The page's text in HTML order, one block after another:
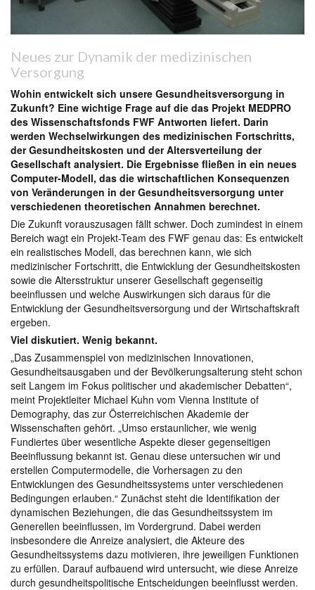
Neues zur Dynamik der medizinischen
Versorgung
Wohin entwickelt sich unsere Gesundheitsversorgung in
Zukunft? Eine wichtige Frage auf die das Projekt MEDPRO
des Wissenschaftsfonds FWF Antworten liefert. Darin
werden Wechselwirkungen des medizinischen Fortschritts,
der Gesundheitskosten und der Altersverteilung der
Gesellschaft analysiert. Die Ergebnisse fließen in ein neues
Computer-Modell, das die wirtschaftlichen Konsequenzen
von Veränderungen in der Gesundheitsversorgung unter
verschiedenen theoretischen Annahmen berechnet.
Die Zukunft vorauszusagen fällt schwer. Doch zumindest in einem
Bereich wagt ein Projekt-Team des FWF genau das: Es entwickelt
ein realistisches Modell, das berechnen kann, wie sich
medizinischer Fortschritt, die Entwicklung der Gesundheitskosten
sowie die Altersstruktur unserer Gesellschaft gegenseitig
beeinflussen und welche Auswirkungen sich daraus für die
Entwicklung der Gesundheitsversorgung und der Wirtschaftskraft
ergeben.
Viel diskutiert. Wenig bekannt.
„Das Zusammenspiel von medizinischen Innovationen,
Gesundheitsausgaben und der Bevölkerungsalterung steht schon
seit Langem im Fokus politischer und akademischer Debatten“,
meint Projektleiter Michael Kuhn vom Vienna Institute of
Demography, das zur Österreichischen Akademie der
Wissenschaften gehört. „Umso erstaunlicher, wie wenig
Fundiertes über wesentliche Aspekte dieser gegenseitigen
Beeinflussung bekannt ist. Genau diese untersuchen wir und
erstellen Computermodelle, die Vorhersagen zu den
Entwicklungen des Gesundheitssystems unter verschiedenen
Bedingungen erlauben.“ Zunächst steht die Identifikation der
dynamischen Beziehungen, die das Gesundheitssystem im
Generellen beeinflussen, im Vordergrund. Dabei werden
insbesondere die Anreize analysiert, die Akteure des
Gesundheitssystems dazu motivieren, ihre jeweiligen Funktionen
zu erfüllen. Darauf aufbauend wird untersucht, wie diese Anreize
durch gesundheitspolitische Entscheidungen beeinflusst werden.